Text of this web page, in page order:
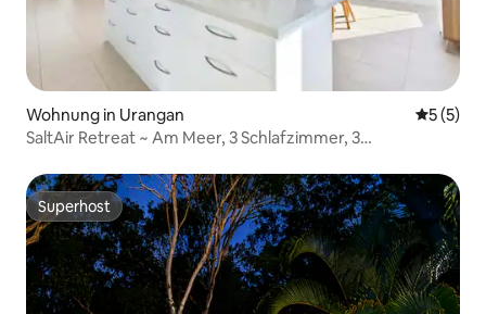
Wohnung in Urangan
5 (5)
SaltAir Retreat ~ Am Meer, 3 Schlafzimmer, 3
Superhost
Superhost